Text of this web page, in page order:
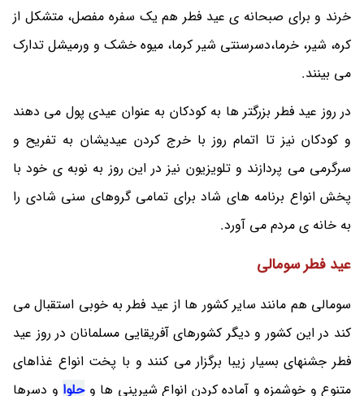
خرند و برای صبحانه ی عید فطر هم یک سفره مفصل، متشکل از
کره، شیر، خرما،دسرسنتی شیر کرما، میوه خشک و ورمیشل تدارک
می بینند.
در روز عید فطر بزرگتر ها به کودکان به عنوان عیدی پول می دهند
و کودکان نیز تا اتمام روز با خرج کردن عیدیشان به تفریح و
سرگرمی می پردازند و تلویزیون نیز در این روز به نوبه ی خود با
پخش انواع برنامه های شاد برای تمامی گروهای سنی شادی را
به خانه ی مردم می آورد.
عید فطر سومالی
سومالی هم مانند سایر کشور ها از عید فطر به خوبی استقبال می
کند در این کشور و دیگر کشورهای آفریقایی مسلمانان در روز عید
فطر جشنهای بسیار زیبا برگزار می کنند و با پخت انواع غذاهای
متنوع و خوشمزه و آماده کردن انواع شیرینی ها وحلوا و دسرها